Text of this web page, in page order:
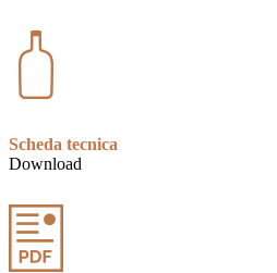
Scheda tecnica
Download